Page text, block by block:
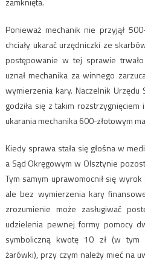
Ponieważ mechanik nie przyjął
chciały ukarać urzędniczki ze
postępowanie w tej sprawie
uznał mechanika za winnego
wymierzenia kary. Naczelnik
godziła się z takim rozstrzygnięciem
ukarania mechanika 600-złotowym
Kiedy sprawa stała się głośna w
a Sąd Okręgowym w Olsztynie
Tym samym uprawomocnił się
ale bez wymierzenia kary
zrozumienie może zasługiwać
udzielenia pewnej formy pomocy
symboliczną kwotę 10 zł (w tym
żarówki), przy czym należy mieć na